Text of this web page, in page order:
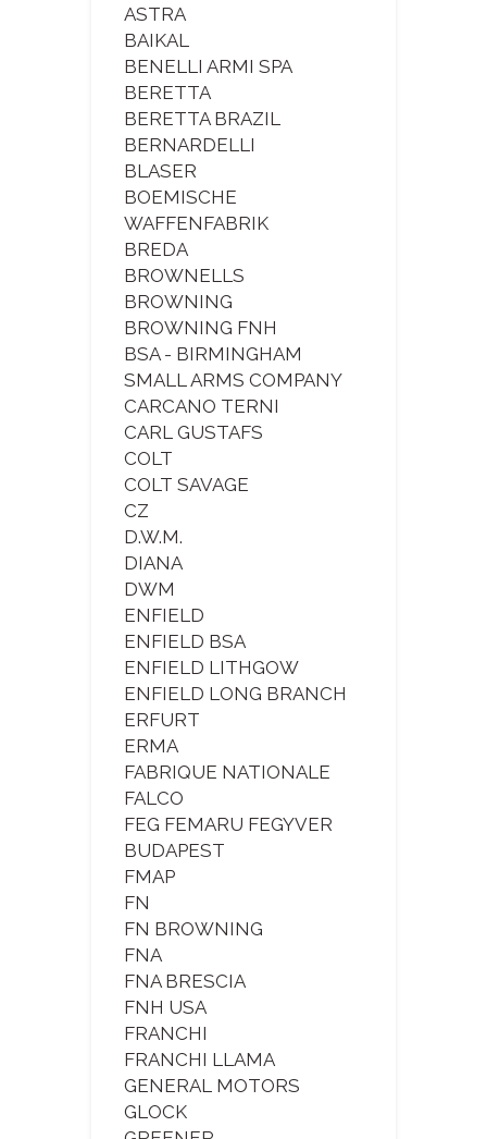
ASTRA
BAIKAL
BENELLI ARMI SPA
BERETTA
BERETTA BRAZIL
BERNARDELLI
BLASER
BOEMISCHE
WAFFENFABRIK
BREDA
BROWNELLS
BROWNING
BROWNING FNH
BSA - BIRMINGHAM
SMALL ARMS COMPANY
CARCANO TERNI
CARL GUSTAFS
COLT
COLT SAVAGE
CZ
D.W.M.
DIANA
DWM
ENFIELD
ENFIELD BSA
ENFIELD LITHGOW
ENFIELD LONG BRANCH
ERFURT
ERMA
FABRIQUE NATIONALE
FALCO
FEG FEMARU FEGYVER
BUDAPEST
FMAP
FN
FN BROWNING
FNA
FNA BRESCIA
FNH USA
FRANCHI
FRANCHI LLAMA
GENERAL MOTORS
GLOCK